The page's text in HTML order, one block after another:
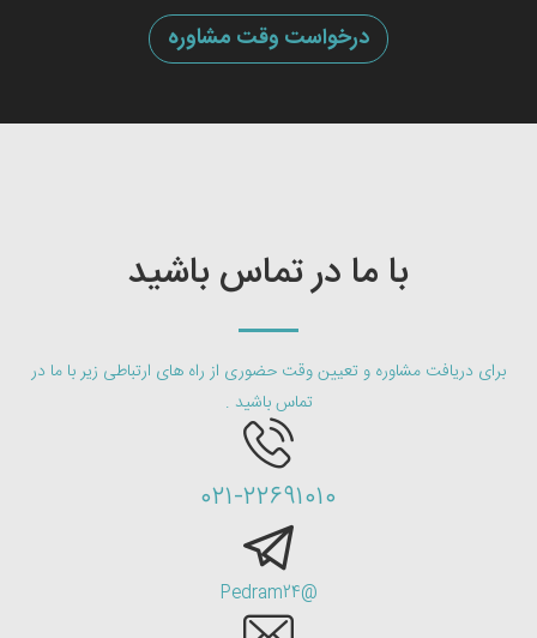
درخواست وقت مشاوره
با ما در تماس باشید
برای دریافت مشاوره و تعیین وقت حضوری از راه های ارتباطی زیر با ما در
تماس باشید .
۰۲۱-۲۲۶۹۱۰۱۰
@Pedram24